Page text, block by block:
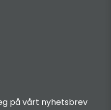
på vårt nyhetsbrev